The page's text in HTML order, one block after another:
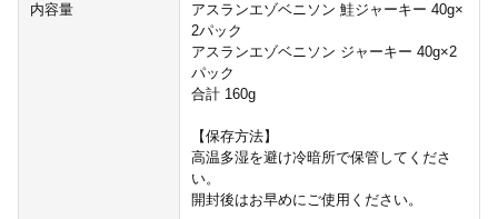
内容量
アスランエゾベニソン 鮭ジャーキー 40g×
2パック
アスランエゾベニソン ジャーキー 40g×2
パック
合計 160g
【保存方法】
高温多湿を避け冷暗所で保管してくださ
い。
開封後はお早めにご使用ください。